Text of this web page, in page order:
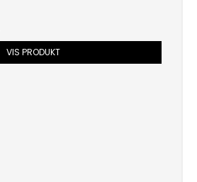
VIS PRODUKT